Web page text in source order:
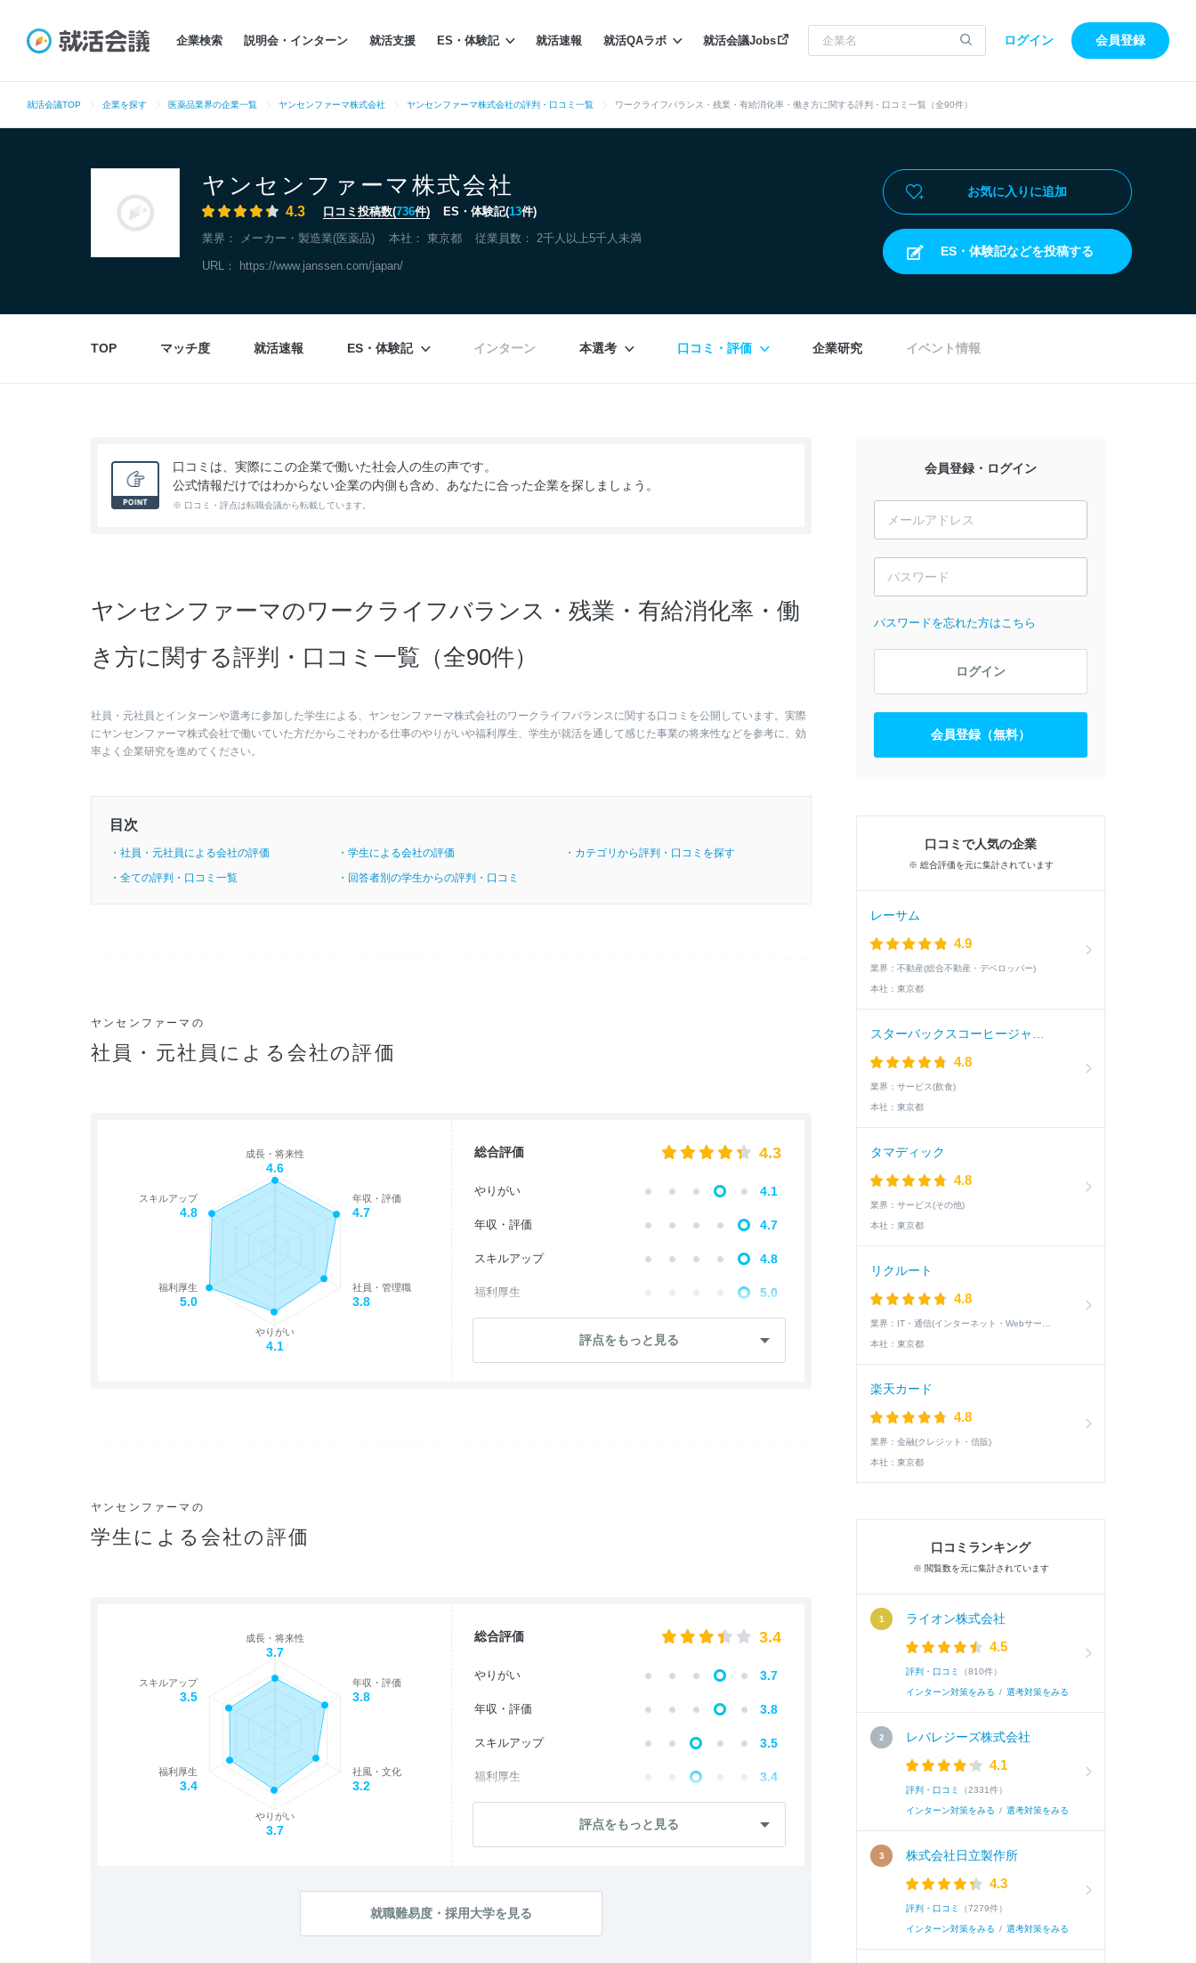
企業検索 説明会・インターン 就活支援 ES・体験記 就活速報 就活QAラボ 就活会議Jobs ログイン 会員登録
就活会議TOP 企業を探す 医薬品業界の企業一覧 ヤンセンファーマ株式会社 ヤンセンファーマ株式会社の評判・口コミ一覧 ワークライフバランス・残業・有給消化率・働き方に関する評判・口コミ一覧（全90件）
ヤンセンファーマ株式会社
4.3 口コミ投稿数(736件) ES・体験記(13件)
業界： メーカー・製造業(医薬品) 本社： 東京都 従業員数： 2千人以上5千人未満
URL： https://www.janssen.com/japan/
お気に入りに追加
ES・体験記などを投稿する
TOP マッチ度 就活速報 ES・体験記 インターン 本選考 口コミ・評価 企業研究 イベント情報
口コミは、実際にこの企業で働いた社会人の生の声です。
公式情報だけではわからない企業の内側も含め、あなたに合った企業を探しましょう。
※ 口コミ・評点は転職会議から転載しています。
ヤンセンファーマのワークライフバランス・残業・有給消化率・働
き方に関する評判・口コミ一覧（全90件）
社員・元社員とインターンや選考に参加した学生による、ヤンセンファーマ株式会社のワークライフバランスに関する口コミを公開しています。実際
にヤンセンファーマ株式会社で働いていた方だからこそわかる仕事のやりがいや福利厚生、学生が就活を通して感じた事業の将来性などを参考に、効
率よく企業研究を進めてください。
目次
・社員・元社員による会社の評価 ・学生による会社の評価
・カテゴリから評判・口コミを探す
・全ての評判・口コミ一覧
・回答者別の学生からの評判・口コミ
ヤンセンファーマの
社員・元社員による会社の評価
評点をもっと見る
成長・将来性
4.6
年収・評価
4.7
社員・管理職
3.8
やりがい
4.1
福利厚生
5.0
スキルアップ
4.8
総合評価 4.3
やりがい 4.1
年収・評価 4.7
スキルアップ 4.8
福利厚生 5.0
社員・管理職 3.8
ヤンセンファーマの
学生による会社の評価
評点をもっと見る
成長・将来性
3.7
年収・評価
3.8
社風・文化
3.2
やりがい
3.7
福利厚生
3.4
スキルアップ
3.5
総合評価 3.4
やりがい 3.7
年収・評価 3.8
スキルアップ 3.5
福利厚生 3.4
社員・管理職 3.0
社風・文化
就職難易度・採用大学を見る
会員登録・ログイン
パスワードを忘れた方はこちら
ログイン
会員登録（無料）
口コミで人気の企業
※ 総合評価を元に集計されています
レーサム
4.9
業界： 不動産(総合不動産・デベロッパー)
本社： 東京都
4.8
業界： サービス(飲食)
本社： 東京都
タマディック
4.8
業界： サービス(その他)
本社： 東京都
リクルート
4.8
業界：
本社： 東京都
楽天カード
4.8
業界： 金融(クレジット・信販)
本社： 東京都
口コミランキング
※ 閲覧数を元に集計されています
ライオン株式会社
4.5
評判・口コミ （810件）
インターン対策をみる / 選考対策をみる
レバレジーズ株式会社
4.1
評判・口コミ （2331件）
インターン対策をみる / 選考対策をみる
株式会社日立製作所
4.3
評判・口コミ （7279件）
インターン対策をみる / 選考対策をみる